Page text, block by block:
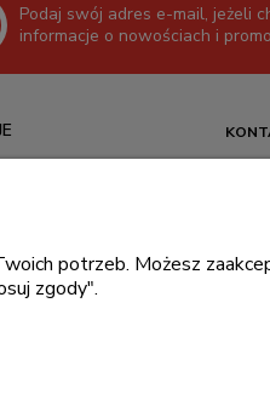
Podaj swój adres e-mail, jeżeli
informacje o nowościach i
potrzeb. Możesz
zgody".